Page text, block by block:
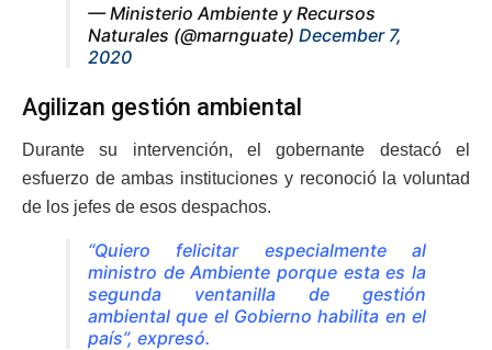
— Ministerio Ambiente y Recursos
Naturales (@marnguate) December 7,
2020
Agilizan gestión ambiental
Durante su intervención, el gobernante destacó el
esfuerzo de ambas instituciones y reconoció la voluntad
de los jefes de esos despachos.
“Quiero felicitar especialmente al
ministro de Ambiente porque esta es la
segunda ventanilla de gestión
ambiental que el Gobierno habilita en el
país”, expresó.